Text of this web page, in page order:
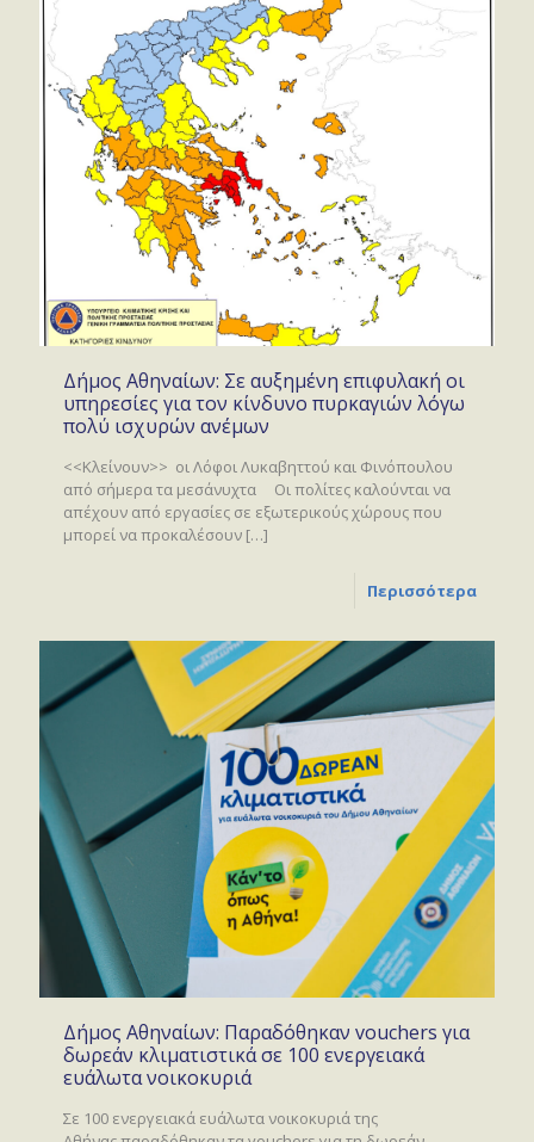
Δήμος Αθηναίων: Σε αυξημένη επιφυλακή οι
υπηρεσίες για τον κίνδυνο πυρκαγιών λόγω
πολύ ισχυρών ανέμων
<<Κλείνουν>> οι Λόφοι Λυκαβηττού και Φινόπουλου
από σήμερα τα μεσάνυχτα Οι πολίτες καλούνται να
απέχουν από εργασίες σε εξωτερικούς χώρους που
μπορεί να προκαλέσουν […]
Περισσότερα
Δήμος Αθηναίων: Παραδόθηκαν vouchers για
δωρεάν κλιματιστικά σε 100 ενεργειακά
ευάλωτα νοικοκυριά
Σε 100 ενεργειακά ευάλωτα νοικοκυριά της